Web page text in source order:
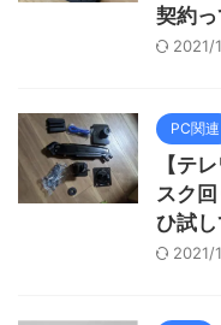
契約
2021/
PC関連
【テ
スク
ひ試し
2021/